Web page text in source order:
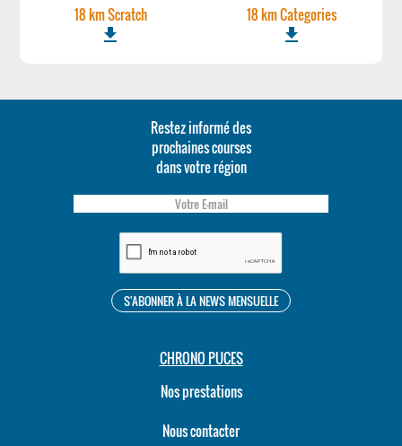
18 km Scratch
file_download
18 km Categories
file_download
Restez informé des
prochaines courses
dans votre région
CHRONO PUCES
Nos prestations
Nous contacter